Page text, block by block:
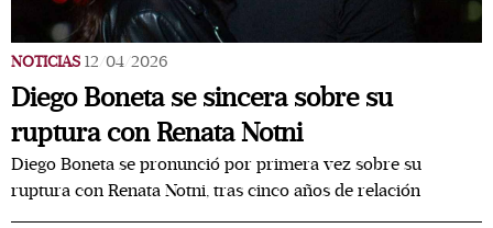
NOTICIAS 12/04/2026
Diego Boneta se sincera sobre su
ruptura con Renata Notni
Diego Boneta se pronunció por primera vez sobre su
ruptura con Renata Notni, tras cinco años de relación